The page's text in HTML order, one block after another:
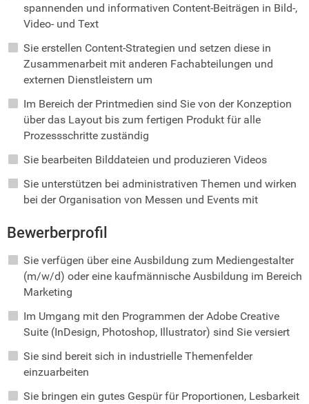
spannenden und informativen Content-Beiträgen in Bild-,
Video- und Text
Sie erstellen Content-Strategien und setzen diese in
Zusammenarbeit mit anderen Fachabteilungen und
externen Dienstleistern um
Im Bereich der Printmedien sind Sie von der Konzeption
über das Layout bis zum fertigen Produkt für alle
Prozessschritte zuständig
Sie bearbeiten Bilddateien und produzieren Videos
Sie unterstützen bei administrativen Themen und wirken
bei der Organisation von Messen und Events mit
Bewerberprofil
Sie verfügen über eine Ausbildung zum Mediengestalter
(m/w/d) oder eine kaufmännische Ausbildung im Bereich
Marketing
Im Umgang mit den Programmen der Adobe Creative
Suite (InDesign, Photoshop, Illustrator) sind Sie versiert
Sie sind bereit sich in industrielle Themenfelder
einzuarbeiten
Sie bringen ein gutes Gespür für Proportionen, Lesbarkeit